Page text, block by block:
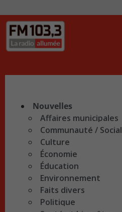
Nouvelles
Affaires municipales
Communauté / Social
Culture
Économie
Éducation
Environnement
Faits divers
Politique